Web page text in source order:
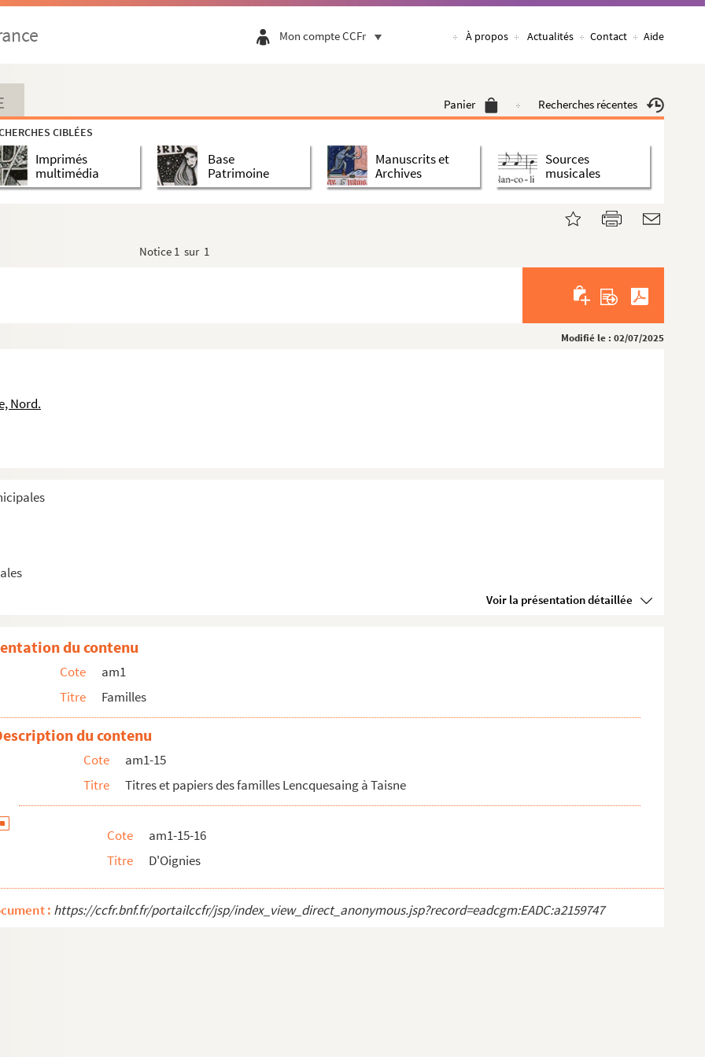
Mon compte CCFr À propos Actualités Contact Aide
Panier Recherches récentes
CIBLÉES
Imprimés
multimédia
Base
Patrimoine
Manuscrits et
Archives
Sources
musicales
Notice 1 sur 1
Modifié le : 02/07/2025
Nord.
Voir la présentation détaillée
généalogie Delefortrie)
du contenu
Cote
am1
Titre
Familles
du contenu
Cote
am1-15
Titre
Titres et papiers des familles Lencquesaing à Taisne
Cote
am1-15-16
Titre
D'Oignies
: https://ccfr.bnf.fr/portailccfr/jsp/index_view_direct_anonymous.jsp?record=eadcgm:EADC:a2159747